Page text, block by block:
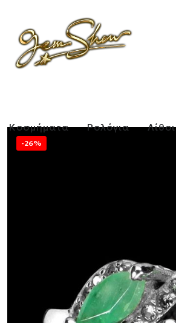
Κοσμήματα Ρολόγια Λίθοι
-26%